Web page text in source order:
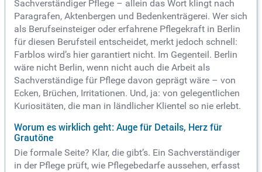
Sachverständiger Pflege – allein das Wort klingt nach
Paragrafen, Aktenbergen und Bedenkenträgerei. Wer sich
als Berufseinsteiger oder erfahrene Pflegekraft in Berlin
für diesen Berufsteil entscheidet, merkt jedoch schnell:
Farblos wird’s hier garantiert nicht. Im Gegenteil. Berlin
wäre nicht Berlin, wenn nicht auch die Arbeit als
Sachverständige für Pflege davon geprägt wäre – von
Ecken, Brüchen, Irritationen. Und, ja: von gelegentlichen
Kuriositäten, die man in ländlicher Klientel so nie erlebt.
Worum es wirklich geht: Auge für Details, Herz für
Grautöne
Die formale Seite? Klar, die gibt’s. Ein Sachverständiger
in der Pflege prüft, wie Pflegebedarfe aussehen, erfasst